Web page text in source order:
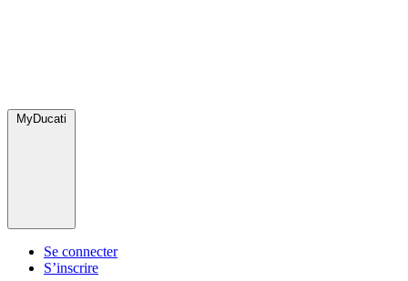
MyDucati
Se connecter
S’inscrire